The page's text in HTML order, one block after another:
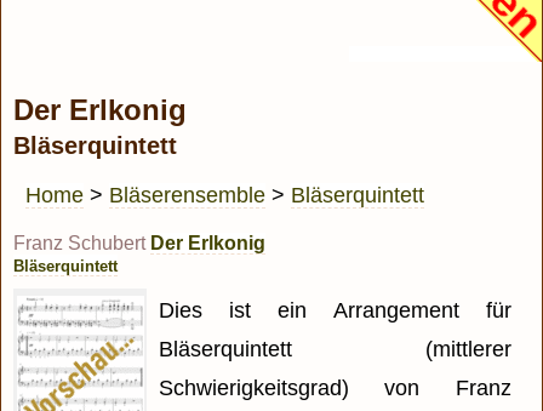
Der Erlkonig
Bläserquintett
Home > Bläserensemble > Bläserquintett
Franz Schubert Der Erlkonig
Bläserquintett
Dies ist ein Arrangement für
Bläserquintett (mittlerer
Schwierigkeitsgrad) von Franz